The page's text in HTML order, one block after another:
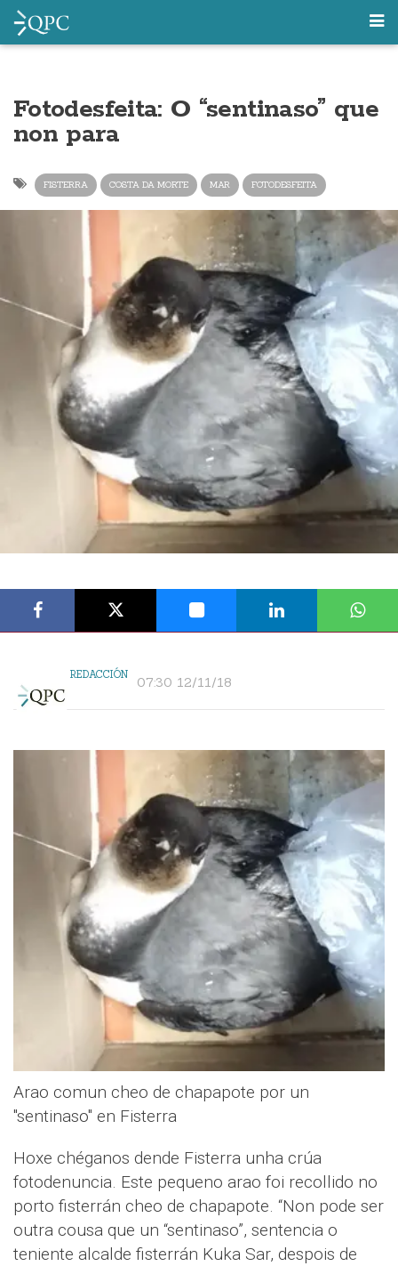
Fotodesfeita: O “sentinaso” que
non para
FISTERRA COSTA DA MORTE MAR FOTODESFEITA
REDACCIÓN 07:30 12/11/18
Arao comun cheo de chapapote por un
"sentinaso" en Fisterra
Hoxe chéganos dende Fisterra unha crúa
fotodenuncia. Este pequeno arao foi recollido no
porto fisterrán cheo de chapapote. “Non pode ser
outra cousa que un “sentinaso”, sentencia o
teniente alcalde fisterrán Kuka Sar, despois de